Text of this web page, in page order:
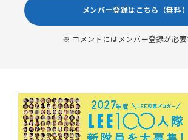
メンバー登録はこちら（無料）
※ コメントにはメンバー登録が必要